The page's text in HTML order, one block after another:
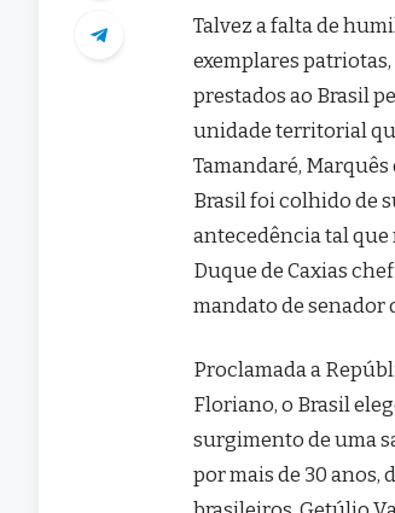
Talvez a falta de
exemplares
prestados ao Brasil
unidade territorial
Tamandaré,
Brasil foi colhido de
antecedência tal que
Duque de Caxias
mandato de senador
Proclamada a
Floriano, o Brasil
surgimento de uma
por mais de 30 anos,